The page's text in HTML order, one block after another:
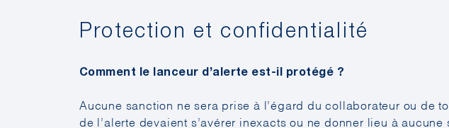
Protection et confidentialité
Comment le lanceur d’alerte est-il protégé ?
Aucune sanction ne sera prise à l’égard du collaborateur ou de
de l’alerte devaient s’avérer inexacts ou ne donner lieu à